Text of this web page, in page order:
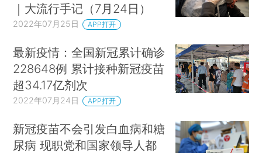
｜大流行手记（7月24日）
2022年07月25日 APP打开
最新疫情：全国新冠累计确诊
228648例 累计接种新冠疫苗
超34.17亿剂次
2022年07月24日 APP打开
新冠疫苗不会引发白血病和糖
尿病 现职党和国家领导人都